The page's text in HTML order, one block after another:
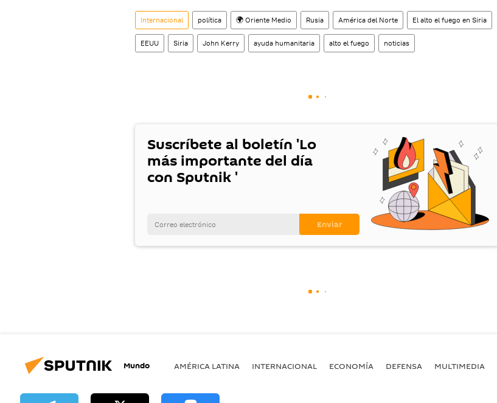
Internacional política 🌍 Oriente Medio Rusia América del Norte El alto el fuego en Siria
EEUU Siria John Kerry ayuda humanitaria alto el fuego noticias
Suscríbete al boletín 'Lo
más importante del día
con Sputnik '
Mundo AMÉRICA LATINA INTERNACIONAL ECONOMÍA DEFENSA MULTIMEDIA